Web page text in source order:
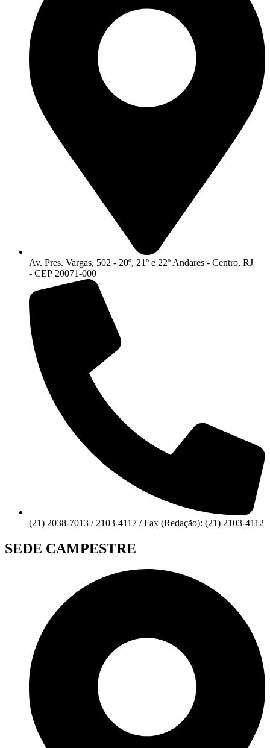
Av. Pres. Vargas, 502 - 20º, 21º e 22º Andares - Centro, RJ
- CEP 20071-000
(21) 2038-7013 / 2103-4117 / Fax (Redação): (21) 2103-4112
SEDE CAMPESTRE